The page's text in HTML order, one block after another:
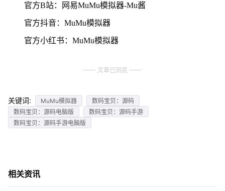
官方B站：网易MuMu模拟器-Mu酱
官方抖音：MuMu模拟器
官方小红书：MuMu模拟器
文章已到底
关键词: MuMu模拟器
数码宝贝：源码
数码宝贝：源码电脑版
数码宝贝：源码手游
数码宝贝：源码手游电脑版
相关资讯